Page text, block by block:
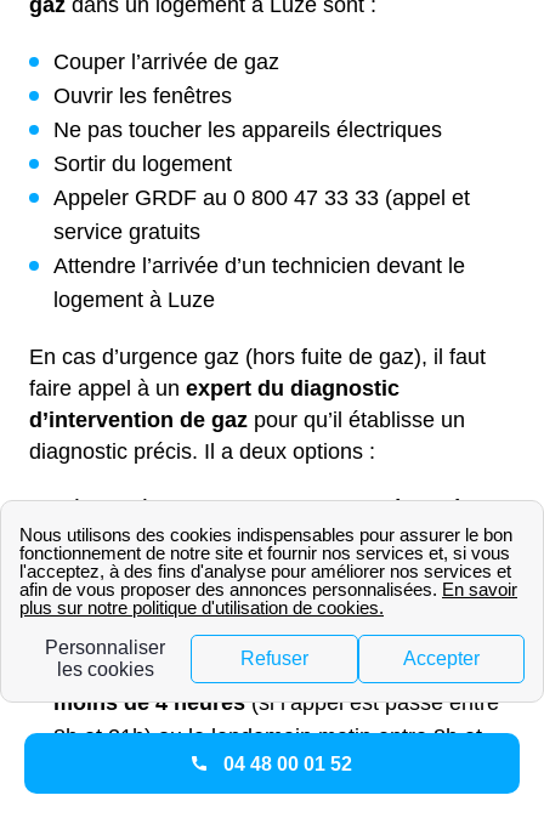
gaz dans un logement à Luze sont :
Couper l’arrivée de gaz
Ouvrir les fenêtres
Ne pas toucher les appareils électriques
Sortir du logement
Appeler GRDF au 0 800 47 33 33 (appel et
service gratuits
Attendre l’arrivée d’un technicien devant le
logement à Luze
En cas d’urgence gaz (hors fuite de gaz), il faut
faire appel à un expert du diagnostic
d’intervention de gaz pour qu’il établisse un
diagnostic précis. Il a deux options :
Nécessité d’uneintervention de sécurité:
intervention d’un technicien GRDF à Luze en
moins d’une heure
Besoin d’une intervention de dépannage:
intervention d’un technicien GRDF à Luzeen
moins de 4 heures(si l’appel est passé entre
8h et 21h) ou le lendemain matin entre 8h et
12h (si l’appel est passé après 21h).
04 48 00 01 52